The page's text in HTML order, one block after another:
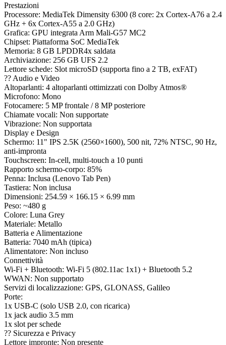
Prestazioni
Processore: MediaTek Dimensity 6300 (8 core: 2x Cortex-A76 a 2.4
GHz + 6x Cortex-A55 a 2.0 GHz)
Grafica: GPU integrata Arm Mali-G57 MC2
Chipset: Piattaforma SoC MediaTek
Memoria: 8 GB LPDDR4x saldata
Archiviazione: 256 GB UFS 2.2
Lettore schede: Slot microSD (supporta fino a 2 TB, exFAT)
?? Audio e Video
Altoparlanti: 4 altoparlanti ottimizzati con Dolby Atmos®
Microfono: Mono
Fotocamere: 5 MP frontale / 8 MP posteriore
Chiamate vocali: Non supportate
Vibrazione: Non supportata
Display e Design
Schermo: 11" IPS 2.5K (2560×1600), 500 nit, 72% NTSC, 90 Hz,
anti-impronta
Touchscreen: In-cell, multi-touch a 10 punti
Rapporto schermo-corpo: 85%
Penna: Inclusa (Lenovo Tab Pen)
Tastiera: Non inclusa
Dimensioni: 254.59 × 166.15 × 6.99 mm
Peso: ~480 g
Colore: Luna Grey
Materiale: Metallo
Batteria e Alimentazione
Batteria: 7040 mAh (tipica)
Alimentatore: Non incluso
Connettività
Wi-Fi + Bluetooth: Wi-Fi 5 (802.11ac 1x1) + Bluetooth 5.2
WWAN: Non supportato
Servizi di localizzazione: GPS, GLONASS, Galileo
Porte:
1x USB-C (solo USB 2.0, con ricarica)
1x jack audio 3.5 mm
1x slot per schede
?? Sicurezza e Privacy
Lettore impronte: Non presente